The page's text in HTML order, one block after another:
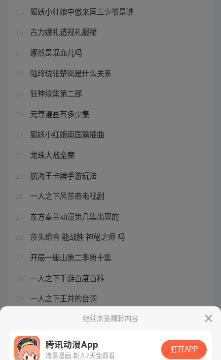
15 狐妖小红娘中傲来国三少爷是谁
16 古力娜扎透视礼服裙
17 娜然是混血儿吗
18 陆玲珑张楚岚是什么关系
19 狂神续集第二部
20 元尊漫画有多少集
21 狐妖小红娘南国篇插曲
22 龙珠大战全魔
23 航海王卡牌手游玩法
24 一人之下风莎燕电视剧
25 东方秦兰动漫第几集出现的
26 莎头组合 能战胜 神秘之师 吗
27 开局一座山第二季第十集
28 一人之下手游百度百科
29 一人之下王并的台词
一人之下番外篇漫画天师下山
继续浏览精彩内容
腾讯动漫App
海量漫画 新人7天免费看
打开APP